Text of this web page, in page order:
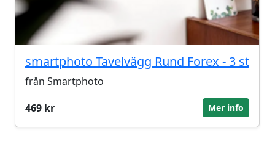
smartphoto Tavelvägg Rund Forex - 3 st
från Smartphoto
469 kr
Mer info